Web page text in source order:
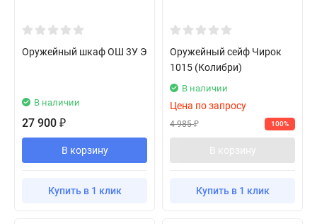
Оружейный шкаф ОШ 3У Э
В наличии
27 900 ₽
В корзину
Купить в 1 клик
Оружейный сейф Чирок
1015 (Колибри)
В наличии
Цена по запросу
4 985₽ 100%
В корзину
Купить в 1 клик